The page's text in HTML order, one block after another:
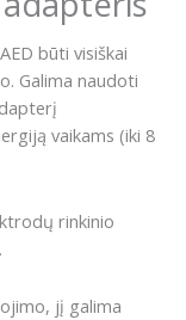
būti visiškai
Galima naudoti
vaikams (iki 8
rinkinio
jį galima